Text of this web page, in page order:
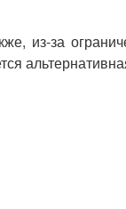
из-за